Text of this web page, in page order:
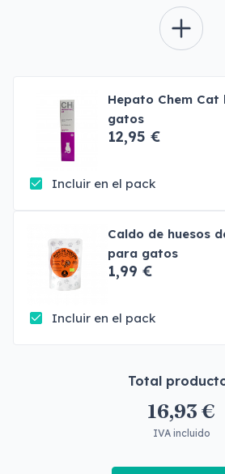
Hepato Chem
gatos
12,95 €
Incluir en el pack
Caldo de huesos
para gatos
1,99 €
Incluir en el pack
Total
16,93 €
IVA incluido